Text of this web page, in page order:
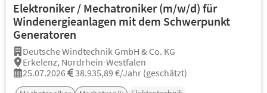
Elektroniker / Mechatroniker (m/w/d) für
Windenergieanlagen mit dem Schwerpunkt
Generatoren
Deutsche Windtechnik GmbH & Co. KG
Erkelenz, Nordrhein-Westfalen
25.07.2026
38.935,89 €/Jahr (geschätzt)